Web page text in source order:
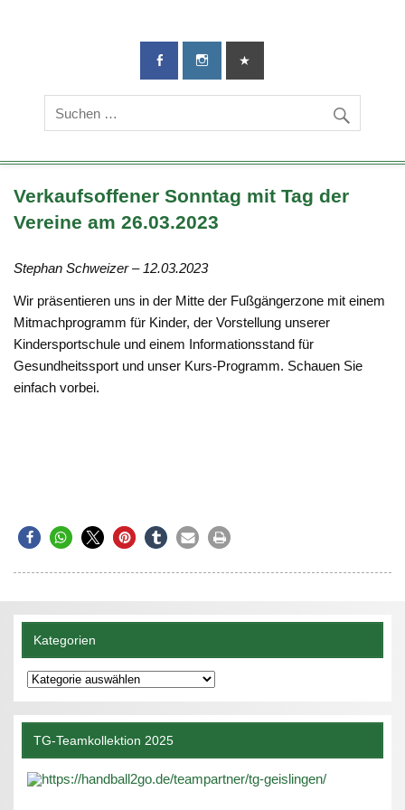
TG-Geislingen
DIE Sportadresse in Geislingen!
Verkaufsoffener Sonntag mit Tag der
Vereine am 26.03.2023
Stephan Schweizer – 12.03.2023
Wir präsentieren uns in der Mitte der Fußgängerzone mit einem
Mitmachprogramm für Kinder, der Vorstellung unserer
Kindersportschule und einem Informationsstand für
Gesundheitssport und unser Kurs-Programm. Schauen Sie
einfach vorbei.
Kategorien
Kategorien
TG-Teamkollektion 2025